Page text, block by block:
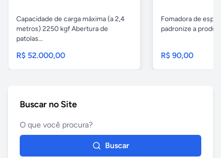
Capacidade de carga máxima (a 2,4
metros) 2250 kgf Abertura de
patolas...
R$ 52.000,00
Fomadora de
padronize a
R$ 90,00
Buscar no Site
Buscar